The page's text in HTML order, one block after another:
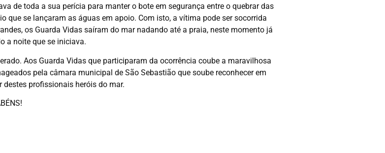
de toda a sua perícia para manter o bote em segurança entre o quebrar das
se lançaram as águas em apoio. Com isto, a vítima pode ser socorrida
os Guarda Vidas saíram do mar nadando até a praia, neste momento já
a noite que se iniciava.
Aos Guarda Vidas que participaram da ocorrência coube a maravilhosa
pela câmara municipal de São Sebastião que soube reconhecer em
destes profissionais heróis do mar.